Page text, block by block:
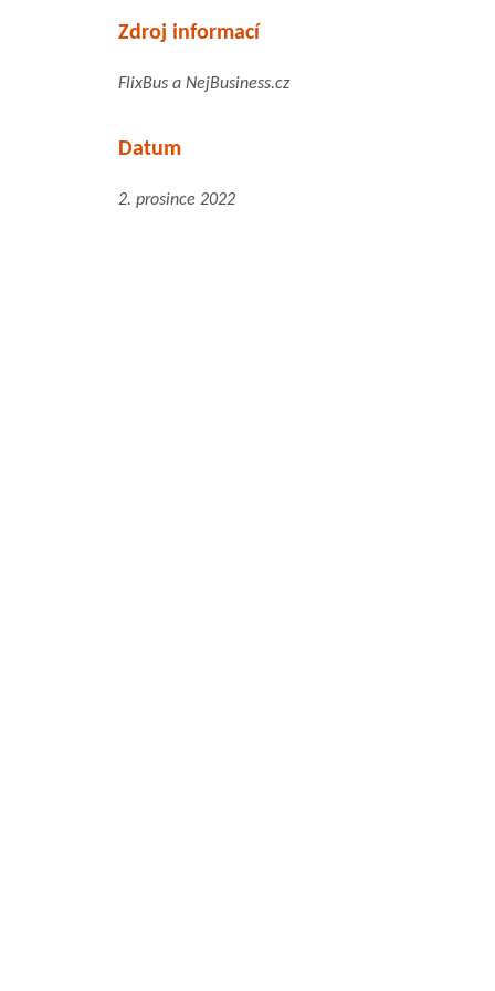
Zdroj informací
FlixBus a NejBusiness.cz
Datum
2. prosince 2022